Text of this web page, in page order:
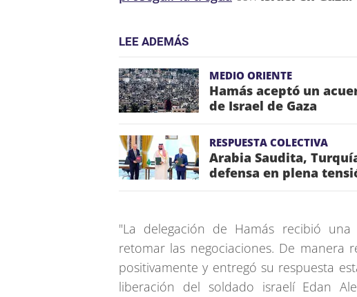
LEE ADEMÁS
MEDIO ORIENTE
Hamás aceptó un
de Israel de Gaza
RESPUESTA COLECTIVA
Arabia Saudita,
defensa en plena
"La delegación de Hamás recibió
retomar las negociaciones. De manera
positivamente y entregó su respuesta
liberación del soldado israelí Edan